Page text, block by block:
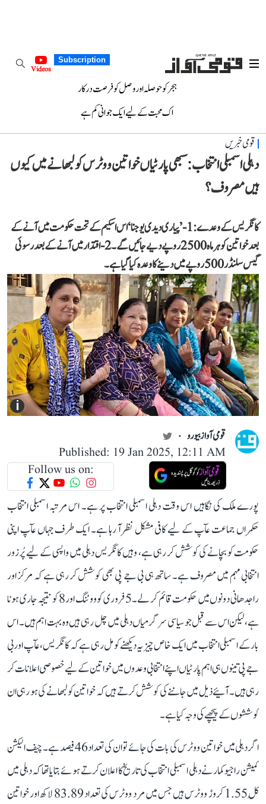
Subscription
Videos
ہجر کو حوصلہ اور وصل کو فرصت درکار
اک محبت کے لیے ایک جوانی کم ہے
قومی خبریں
دہلی اسمبلی انتخاب: سبھی پارٹیاں خواتین ووٹرس کو لبھانے میں کیوں
ہیں مصروف؟
کانگریس کے وعدے: 1- ’پیاری دیدی یوجنا‘ اس اسکیم کے تحت حکومت میں آنے کے
بعد خواتین کو ہر ماہ 2500 روپے دیے جائیں گے۔ 2- اقتدار میں آنے کے بعد رسوئی
گیس سلنڈر 500 روپے میں دینے کا وعدہ کیا گیا ہے۔
i
قومی آواز بیورو
Published: 19 Jan 2025, 12:11 AM
Follow us on:
پورے ملک کی نگاہیں اس وقت دہلی اسمبلی انتخاب پر ہے۔ اس مرتبہ اسمبلی انتخاب
حکمراں جماعت عآپ کے لیے کافی مشکل نظر آ رہا ہے۔ ایک طرف جہاں عآپ اپنی
حکومت کو بچانے کی کوشش کر رہی ہے، وہیں کانگریس دہلی میں واپسی کے لیے پُرزور
انتخابی مہم میں مصروف ہے۔ ساتھ ہی بی جے پی بھی کوشش کر رہی ہے کہ مرکز اور
راجدھانی دونوں میں حکومت قائم کر لے۔ 5 فروری کو ووٹنگ اور 8 کو نتیجہ جاری ہونا
ہے، لیکن اس سے قبل جو سیاسی سرگرمیاں دہلی میں چل رہی ہیں وہ بہت اہم ہیں۔ اس
بار کے اسمبلی انتخاب میں ایک خاص چیز یہ دیکھنے کو مل رہی ہے کہ کانگریس، عآپ اور بی
جے پی تینوں ہی اہم پارٹیاں اپنے انتخابی وعدوں میں خواتین کے لیے خصوصی اعلانات کر
رہی ہیں۔ آئیے ذیل میں جاننے کی کوشش کرتے ہیں کہ خواتین کو لبھانے کی ہو رہی ان
کوششوں کے پیچھے کی وجہ کیا ہے۔
اگر دہلی میں خواتین ووٹرس کی بات کی جائے تو ان کی تعداد 46 فیصد ہے۔ چیف الیکشن
کمیشن راجیو کمار نے دہلی اسمبلی انتخاب کی تاریخ کا اعلان کرتے ہوئے بتایا تھا کہ دہلی میں
کُل 1.55 کروڑ ووٹرس ہیں جس میں مرد ووٹرس کی تعداد 83.89 لاکھ اور خواتین